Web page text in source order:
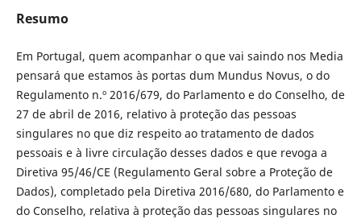
Resumo
Em Portugal, quem acompanhar o que vai saindo nos Media
pensará que estamos às portas dum Mundus Novus, o do
Regulamento n.º 2016/679, do Parlamento e do Conselho, de
27 de abril de 2016, relativo à proteção das pessoas
singulares no que diz respeito ao tratamento de dados
pessoais e à livre circulação desses dados e que revoga a
Diretiva 95/46/CE (Regulamento Geral sobre a Proteção de
Dados), completado pela Diretiva 2016/680, do Parlamento e
do Conselho, relativa à proteção das pessoas singulares no